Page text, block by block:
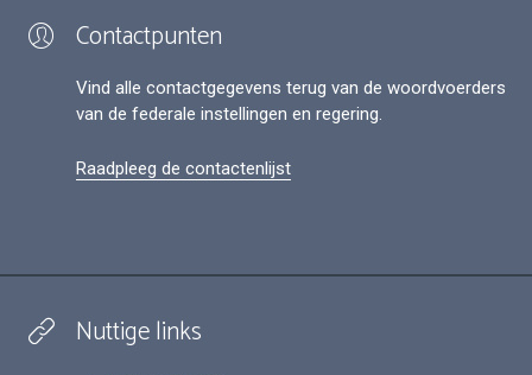
Contactpunten
Vind alle contactgegevens terug van de woordvoerders
van de federale instellingen en regering.
Raadpleeg de contactenlijst
Nuttige links